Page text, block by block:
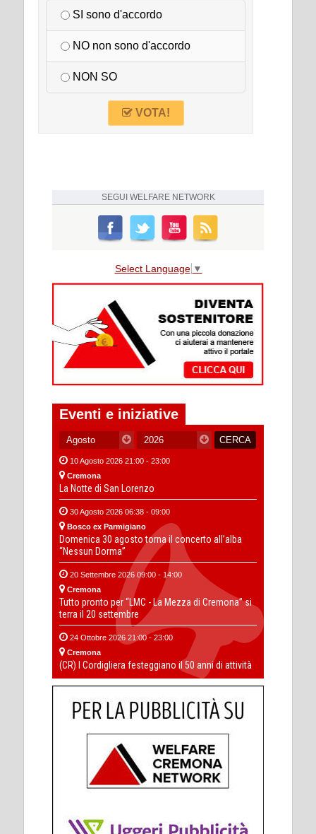
SI sono d'accordo
NO non sono d'accordo
NON SO
VOTA!
SEGUI WELFARE NETWORK
Select Language ▼
Eventi e iniziative
10 Agosto 2026 21:00 - 23:00
Cremona
La Notte di San Lorenzo
30 Agosto 2026 06:38 - 09:00
Bosco ex Parmigiano
Domenica 30 agosto torna il concerto all’alba
“Nessun Dorma”
20 Settembre 2026 09:00 - 14:00
Cremona
Tutto pronto per “LMC - La Mezza di Cremona” si
terra il 20 settembre
24 Ottobre 2026 21:00 - 23:00
Cremona
(CR) I Cordigliera festeggiano il 50 anni di attività